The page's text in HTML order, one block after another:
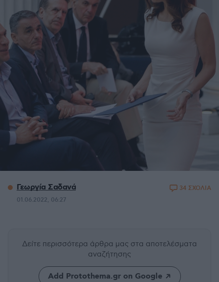
Γεωργία Σαδανά
01.06.2022, 06:27
34 ΣΧΟΛΙΑ
Δείτε περισσότερα άρθρα μας στα αποτελέσματα
αναζήτησης
Add Protothema.gr on Google